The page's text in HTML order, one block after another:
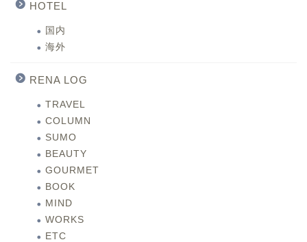
HOTEL
国内
海外
RENA LOG
TRAVEL
COLUMN
SUMO
BEAUTY
GOURMET
BOOK
MIND
WORKS
ETC